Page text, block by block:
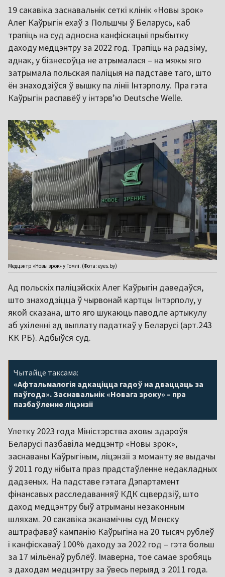
19 сакавіка заснавальнік сеткі клінік «Новы зрок»
Алег Каўрыгін ехаў з Польшчы ў Беларусь, каб
трапіць на суд адносна канфіскацыі прыбытку
даходу медцэнтру за 2022 год. Трапіць на радзіму,
аднак, у бізнесоўца не атрымалася – на мяжы яго
затрымала польская паліцыя на падставе таго, што
ён знаходзіўся ў вышку па лініі Інтэрполу. Пра гэта
Каўрыгін распавёў у інтэрв’ю Deutsche Welle.
Медцэнтр «Новы зрок» у Гомлі. (Фота: eyes.by)
Ад польскіх паліцэйскіх Алег Каўрыгін даведаўся,
што знаходзіцца ў чырвонай картцы Інтэрполу, у
якой сказана, што яго шукаюць паводле артыкулу
аб ухіленні ад выплату падаткаў у Беларусі (арт.243
КК РБ). Адбыўся суд.
Чытайце таксама:
«Афтальмалогія адкаціцца гадоў на дваццаць за
паўгода». Заснавальнік «Новага зроку» – пра
пазбаўленне ліцэнзіі
Улетку 2023 года Міністэрства аховы здароўя
Беларусі пазбавіла медцэнтр «Новы зрок»,
заснаваны Каўрыгіным, ліцэнзіі з моманту яе выдачы
ў 2011 году нібыта праз прадстаўленне недакладных
дадзеных. На падставе гэтага Дэпартамент
фінансавых расследаванняў КДК сцвердзіў, што
даход медцэнтру быў атрыманы незаконным
шляхам. 20 сакавіка эканамічны суд Менску
аштрафаваў кампанію Каўрыгіна на 20 тысяч рублёў
і канфіскаваў 100% даходу за 2022 год – гэта больш
за 17 мільёнаў рублёў. Імаверна, тое самае зробяць
з даходам медцэнтру за ўвесь перыяд з 2011 года.